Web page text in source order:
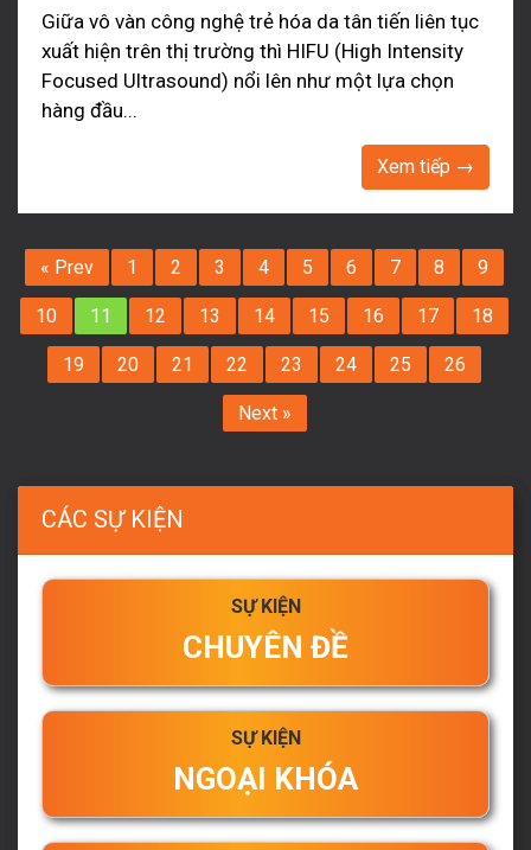
Giữa vô vàn công nghệ trẻ hóa da tân tiến liên tục
xuất hiện trên thị trường thì HIFU (High Intensity
Focused Ultrasound) nổi lên như một lựa chọn
hàng đầu...
Xem tiếp →
« Prev 1 2 3 4 5 6 7 8 9
10 11 12 13 14 15 16 17 18
19 20 21 22 23 24 25 26
Next »
CÁC SỰ KIỆN
SỰ KIỆN
CHUYÊN ĐỀ
SỰ KIỆN
NGOẠI KHÓA